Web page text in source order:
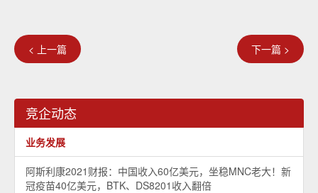
< 上一篇 下一篇 >
竞企动态
业务发展
阿斯利康2021财报：中国收入60亿美元，坐稳MNC老大！新
冠疫苗40亿美元，BTK、DS8201收入翻倍